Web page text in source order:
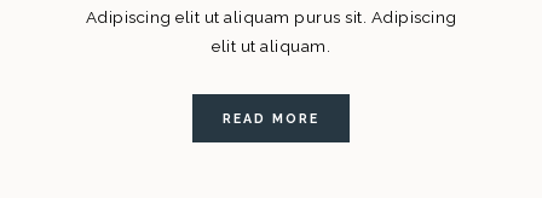
Adipiscing elit ut aliquam purus sit. Adipiscing
elit ut aliquam.
READ MORE